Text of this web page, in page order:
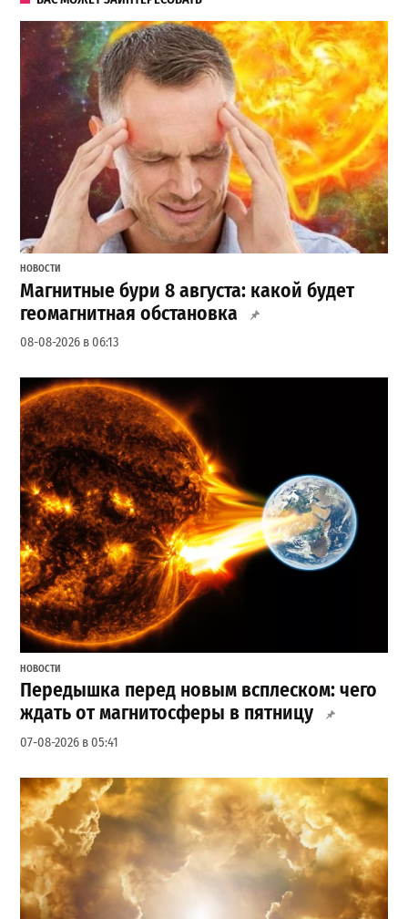
НОВОСТИ
Магнитные бури 8 августа: какой будет
геомагнитная обстановка
08-08-2026 в 06:13
НОВОСТИ
Передышка перед новым всплеском: чего
ждать от магнитосферы в пятницу
07-08-2026 в 05:41